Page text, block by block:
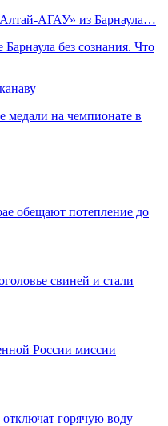
АГАУ» из Барнаула…
без сознания. Что
медали на чемпионате в
обещают потепление до
свиней и стали
России миссии
отключат горячую воду